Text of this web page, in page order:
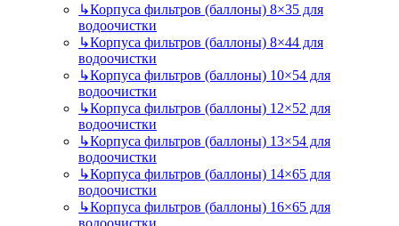
↳Корпуса фильтров (баллоны) 8×35 для
водоочистки
↳Корпуса фильтров (баллоны) 8×44 для
водоочистки
↳Корпуса фильтров (баллоны) 10×54 для
водоочистки
↳Корпуса фильтров (баллоны) 12×52 для
водоочистки
↳Корпуса фильтров (баллоны) 13×54 для
водоочистки
↳Корпуса фильтров (баллоны) 14×65 для
водоочистки
↳Корпуса фильтров (баллоны) 16×65 для
водоочистки